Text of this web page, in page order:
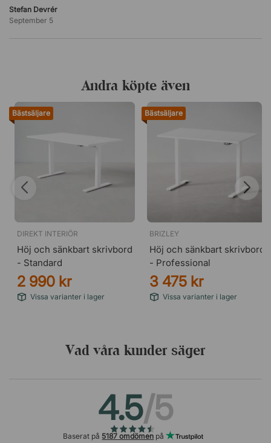
Stefan Devrér
September 5
Andra köpte även
Bästsäljare
DIREKT INTERIÖR
Höj och sänkbart skrivbord
- Standard
2 990 kr
Vissa varianter i lager
Bästsäljare
BRIZLEY
Höj och sänkbart skrivbord
- Professional
3 475 kr
Vissa varianter i lager
Vad våra kunder säger
4.5/5
Baserat på 5187 omdömen på